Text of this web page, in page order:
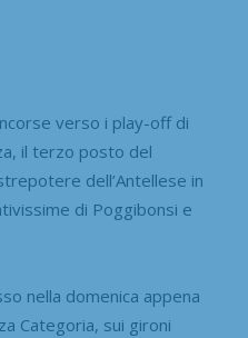
verso i play-off di
il terzo posto del
dell’Antellese in
di Poggibonsi e
nella domenica appena
Categoria, sui gironi